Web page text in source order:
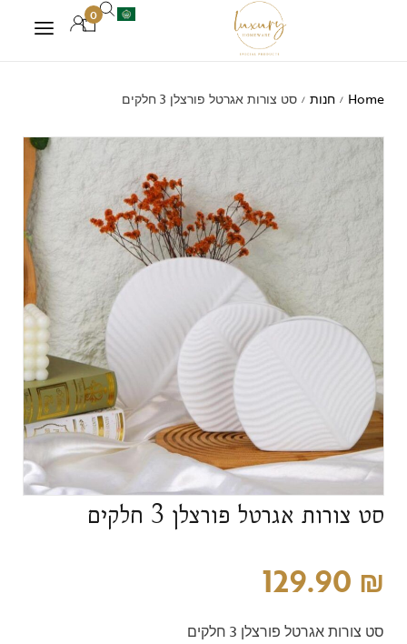
0
Home
/ חנות / סט צורות אגרטל פורצלן 3 חלקים
סט צורות אגרטל פורצלן 3 חלקים
129.90 ₪
סט צורות אגרטל פורצלן 3 חלקים